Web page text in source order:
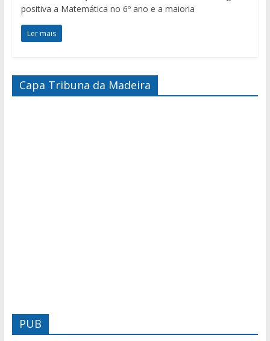
positiva a Matemática no 6º ano e a maioria
Ler mais
Capa Tribuna da Madeira
PUB